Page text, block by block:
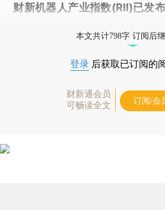
财新机器人产业指数(RII)已发布
本文共计798字 订阅后
登录 后获取已订阅的
财新通会员
可畅读全文
订阅/会